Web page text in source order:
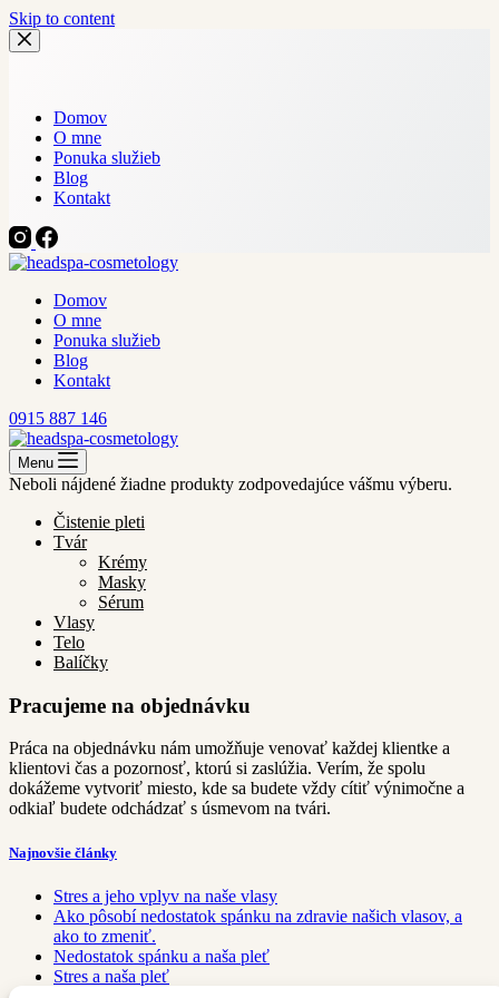
Skip to content
Domov
O mne
Ponuka služieb
Blog
Kontakt
Domov
O mne
Ponuka služieb
Blog
Kontakt
0915 887 146
Menu
Neboli nájdené žiadne produkty zodpovedajúce vášmu výberu.
Čistenie pleti
Tvár
Krémy
Masky
Sérum
Vlasy
Telo
Balíčky
Pracujeme na objednávku
Práca na objednávku nám umožňuje venovať každej klientke a
klientovi čas a pozornosť, ktorú si zaslúžia. Verím, že spolu
dokážeme vytvoriť miesto, kde sa budete vždy cítiť výnimočne a
odkiaľ budete odchádzať s úsmevom na tvári.
Najnovšie články
Stres a jeho vplyv na naše vlasy
Ako pôsobí nedostatok spánku na zdravie našich vlasov, a
ako to zmeniť.
Nedostatok spánku a naša pleť
Stres a naša pleť